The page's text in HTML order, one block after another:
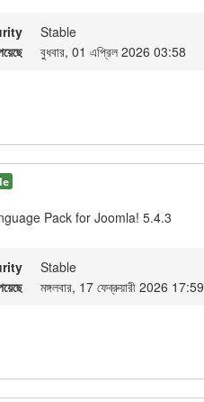
Stable
বুধবার, 01 এপ্রিল 2026 03:58
Pack for Joomla! 5.4.3
Stable
মঙ্গলবার, 17 ফেব্রুয়ারী 2026 17:59